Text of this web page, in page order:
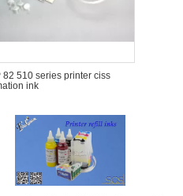
82 510 series printer ciss
ink